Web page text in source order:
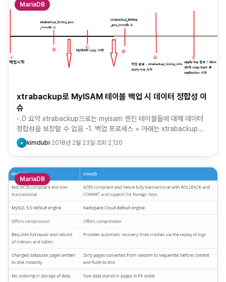
MariaDB
xtrabackup로 MyISAM 테이블 백업 시 데이터 정합성 이
슈
-.0 요약 xtrabackup으로는 myisam 엔진 테이블들에 대해 데이터
정합성을 보장할 수 없음 -1. 백업 프로세스 = 아래는 xtrabackup
tool 의 innobackupex 커맨드…
k kimdubi·2018년 2월 23일·조회 2,120
MariaDB